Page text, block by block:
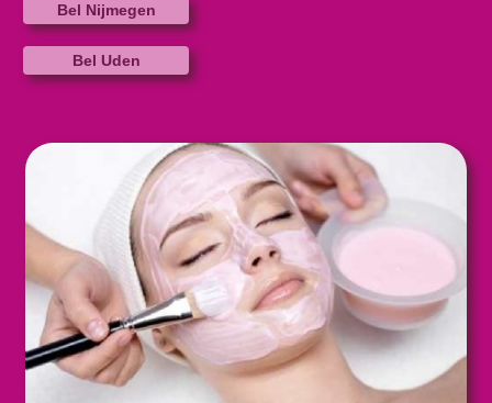
Bel Nijmegen
Bel Uden